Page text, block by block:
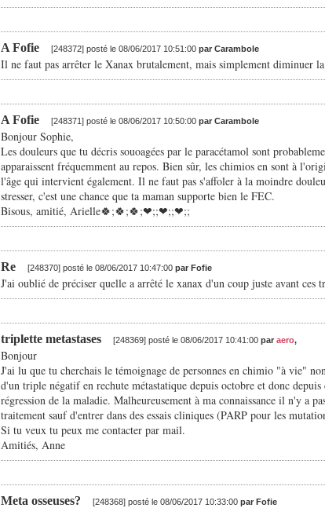
A Fofie [248372] posté le 08/06/2017 10:51:00 par Carambole
Il ne faut pas arrêter le Xanax brutalement, mais simplement diminuer
A Fofie [248371] posté le 08/06/2017 10:50:00 par Carambole
Bonjour Sophie,
Les douleurs que tu décris souoagées par le paracétamol sont
apparaissent fréquemment au repos. Bien sûr, les chimios en sont à
l'âge qui intervient également. Il ne faut pas s'affoler à la moindre
stresser, c'est une chance que ta maman supporte bien le FEC.
Bisous, amitié, Arielle🍀;🍀;🍀;❤;️;❤;️;❤;️;
Re [248370] posté le 08/06/2017 10:47:00 par Fofie
J'ai oublié de préciser quelle a arrêté le xanax d'un coup juste avant ces
triplette metastases [248369] posté le 08/06/2017 10:41:00 par aero,
Bonjour
J'ai lu que tu cherchais le témoignage de personnes en chimio "à vie"
d'un triple négatif en rechute métastatique depuis octobre et donc
régression de la maladie. Malheureusement à ma connaissance il n'y a
traitement sauf d'entrer dans des essais cliniques (PARP pour les
Si tu veux tu peux me contacter par mail.
Amitiés, Anne
Meta osseuses? [248368] posté le 08/06/2017 10:33:00 par Fofie